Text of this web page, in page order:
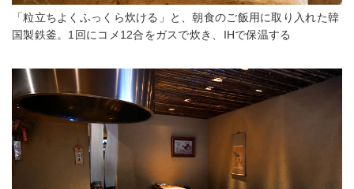
「粒立ちよくふっくら炊ける」と、朝食のご飯用に取り入れた韓
国製鉄釜。1回にコメ12合をガスで炊き、IHで保温する